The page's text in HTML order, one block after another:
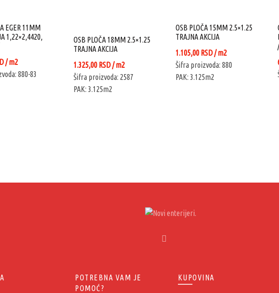
EGER 11MM
1,22×2,4420,
/ m2
880-83
OSB PLOČA 18MM 2.5×1.25
TRAJNA AKCIJA
1.325,00 RSD/ m2
Šifra proizvoda: 2587
PAK: 3.125m2
OSB PLOČA 15MM 2.5×1.25
TRAJNA AKCIJA
1.105,00 RSD/ m2
Šifra proizvoda: 880
PAK: 3.125m2
POTREBNA VAM JE
POMOĆ?
KUPOVINA